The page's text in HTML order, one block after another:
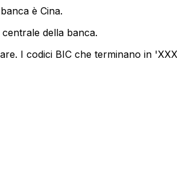
è Cina.
della banca.
I codici BIC che terminano in